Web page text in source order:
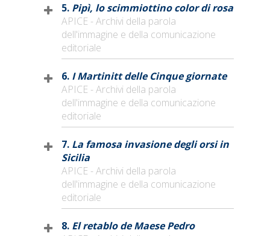
5. Pipì, lo scimmiottino color di rosa
APICE - Archivi della parola
dell'immagine e della comunicazione
editoriale
6. I Martinitt delle Cinque giornate
APICE - Archivi della parola
dell'immagine e della comunicazione
editoriale
7. La famosa invasione degli orsi in
Sicilia
APICE - Archivi della parola
dell'immagine e della comunicazione
editoriale
8. El retablo de Maese Pedro